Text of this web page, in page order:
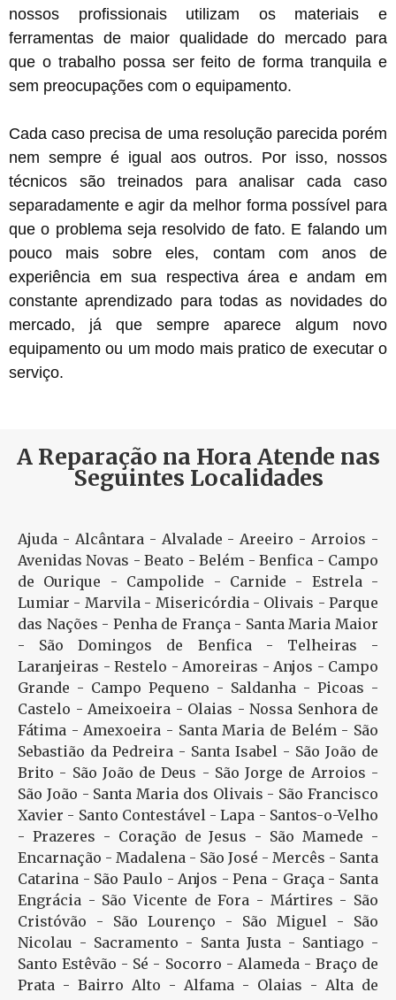
nossos profissionais utilizam os materiais e
ferramentas de maior qualidade do mercado para
que o trabalho possa ser feito de forma tranquila e
sem preocupações com o equipamento.
Cada caso precisa de uma resolução parecida porém
nem sempre é igual aos outros. Por isso, nossos
técnicos são treinados para analisar cada caso
separadamente e agir da melhor forma possível para
que o problema seja resolvido de fato. E falando um
pouco mais sobre eles, contam com anos de
experiência em sua respectiva área e andam em
constante aprendizado para todas as novidades do
mercado, já que sempre aparece algum novo
equipamento ou um modo mais pratico de executar o
serviço.
A Reparação na Hora Atende nas
Seguintes Localidades
Ajuda - Alcântara - Alvalade - Areeiro - Arroios -
Avenidas Novas - Beato - Belém - Benfica - Campo
de Ourique - Campolide - Carnide - Estrela -
Lumiar - Marvila - Misericórdia - Olivais - Parque
das Nações - Penha de França - Santa Maria Maior
- São Domingos de Benfica - Telheiras -
Laranjeiras - Restelo - Amoreiras - Anjos - Campo
Grande - Campo Pequeno - Saldanha - Picoas -
Castelo - Ameixoeira - Olaias - Nossa Senhora de
Fátima - Amexoeira - Santa Maria de Belém - São
Sebastião da Pedreira - Santa Isabel - São João de
Brito - São João de Deus - São Jorge de Arroios -
São João - Santa Maria dos Olivais - São Francisco
Xavier - Santo Contestável - Lapa - Santos-o-Velho
- Prazeres - Coração de Jesus - São Mamede -
Encarnação - Madalena - São José - Mercês - Santa
Catarina - São Paulo - Anjos - Pena - Graça - Santa
Engrácia - São Vicente de Fora - Mártires - São
Cristóvão - São Lourenço - São Miguel - São
Nicolau - Sacramento - Santa Justa - Santiago -
Santo Estêvão - Sé - Socorro - Alameda - Braço de
Prata - Bairro Alto - Alfama - Olaias - Alta de